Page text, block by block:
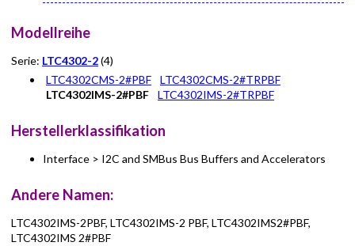
Modellreihe
Serie: LTC4302-2(4)
LTC4302CMS-2#PBF
LTC4302CMS-2#TRPBF
LTC4302IMS-2#PBF
LTC4302IMS-2#TRPBF
Herstellerklassifikation
Interface > I2C and SMBus Bus Buffers and Accelerators
Andere Namen:
LTC4302IMS-2PBF, LTC4302IMS-2 PBF, LTC4302IMS2#PBF,
LTC4302IMS 2#PBF